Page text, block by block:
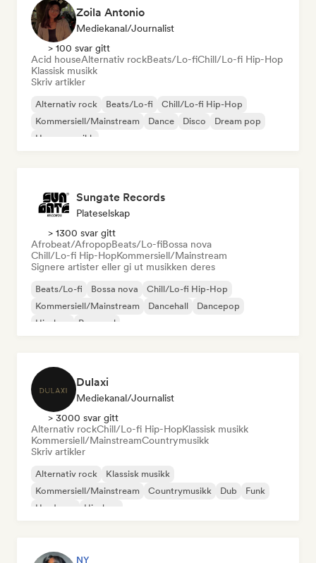
Zoila Antonio
Mediekanal/journalist
> 100 svar gitt
Acid houseAlternativ rockBeats/Lo-fiChill/Lo-fi Hip-Hop
Klassisk musikk
Skriv artikler
Alternativ rock Beats/Lo-fi
Chill/Lo-fi Hip-Hop
Kommersiell/Mainstream
Dance Disco
Dream pop
House-musikk
Sungate Records
Plateselskap
> 1300 svar gitt
Afrobeat/AfropopBeats/Lo-fiBossa nova
Chill/Lo-fi Hip-HopKommersiell/Mainstream
Signere artister eller gi ut musikken deres
Beats/Lo-fi Bossa nova
Chill/Lo-fi Hip-Hop
Kommersiell/Mainstream
Dancehall
Dancepop
Hip-hop
Pop-soul
Dulaxi
Mediekanal/journalist
> 3000 svar gitt
Alternativ rockChill/Lo-fi Hip-HopKlassisk musikk
Kommersiell/MainstreamCountrymusikk
Skriv artikler
Alternativ rock
Klassisk musikk
Kommersiell/Mainstream
Countrymusikk Dub
Funk
Hardcore
Hip-hop
NY